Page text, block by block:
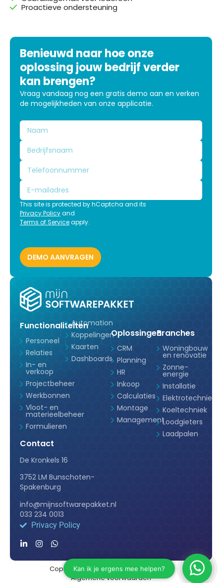
Proactieve ondersteuning
Functionaliteiten
Personeel
Relaties
In- en
verkoop
Projectbeheer
Werkbonnen
Vloot- en
materieelbeheer
Formulieren
Automation
Koppelingen
Kaarten
Dashboards
Oplossingen
CRM
Planning
HR
Inkoop
Calculaties
Montage
Management
Branches
Woningbouw
en renovatie
Zonne-
energie
Installatie
Elektrotechniek
Koeltechniek
Loodgieters
Laadpalen
Contact
De Kronkels 16
3752 LM Bunschoten-
Spakenburg
info@mijnsoftwarepakket.nl
033 234 0013
Privacy Policy
Copyright © 2024 Mijn Softwarepakket
Algemene voorwaarden
Benieuwd naar hoe onze
oplossing jouw bedrijf verder
kan brengen?
Vraag vandaag nog een gratis demo aan en verken
de mogelijkheden van onze applicatie.
This site is protected by hCaptcha and its
Privacy Policyand
Terms of Serviceapply.